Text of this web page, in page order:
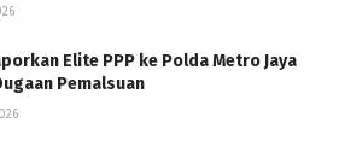
Elite PPP ke Polda Metro Jaya
Pemalsuan